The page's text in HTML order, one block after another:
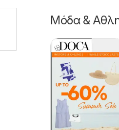
Μόδα &